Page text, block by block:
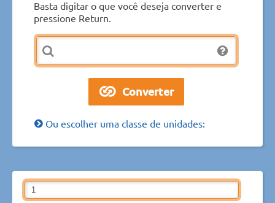
Basta digitar o que você deseja converter e
pressione Return.
Ou escolher uma classe de unidades: